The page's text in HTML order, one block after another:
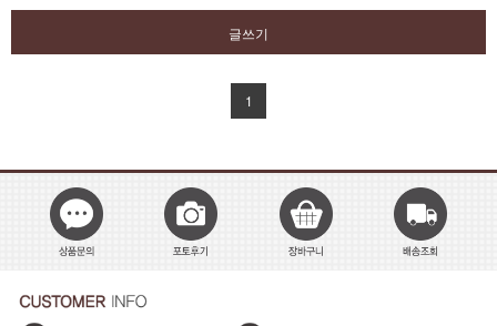
글쓰기
1